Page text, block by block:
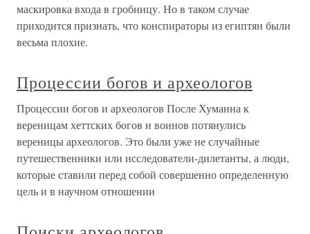
маскировка входа в гробницу. Но в таком случае
приходится признать, что конспираторы из египтян были
весьма плохие.
Процессии богов и археологов
Процессии богов и археологов После Хуманна к
вереницам хеттских богов и воинов потянулись
вереницы археологов. Это были уже не случайные
путешественники или исследователи-дилетанты, а люди,
которые ставили перед собой совершенно определенную
цель и в научном отношении